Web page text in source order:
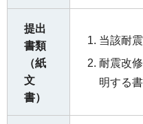
提出
書類
（紙
文
書）
当該耐
耐震改
明する